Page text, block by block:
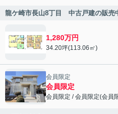
龍ケ崎市長山8丁目 中古戸建の販売
1,280万円
34.20坪(113.06㎡)
会員限定
会員限定
会員限定 /会員限定(会員